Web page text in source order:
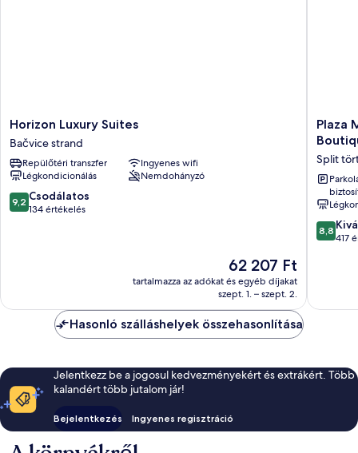
Horizon
Luxury
Suites
Bačvice
strand
Horizon Luxury Suites
Bačvice strand
Repülőtéri transzfer
Ingyenes wifi
Légkondicionálás
Nemdohányzó
9.2
ennyiből:
9,2 Csodálatos
134 értékelés
Az
ár
62 207 Ft
62 207 Ft
tartalmazza az adókat és egyéb díjakat
szept. 1. – szept. 2.
Plaza
Marchi
Town
-
MAG
Quaint
&
Elegant
Plaza
Split
8.8
8,8
417
Hasonló szálláshelyek összehasonlítása
Jelentkezz be a jogosul kedvezményekért és extrákért. Több
kalandért több jutalom jár!
Bejelentkezés Ingyenes regisztráció